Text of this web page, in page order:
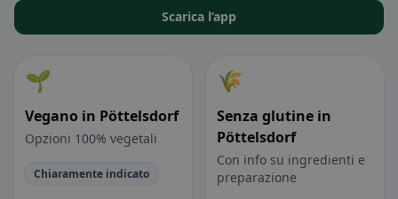
Scarica l’app
🌱
Vegano in Pöttelsdorf
Opzioni 100% vegetali
Chiaramente indicato
🌾
Senza glutine in
Pöttelsdorf
Con info su ingredienti e
preparazione